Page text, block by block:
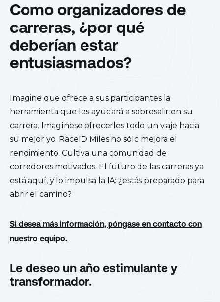
Como organizadores de
carreras, ¿por qué
deberían estar
entusiasmados?
Imagine que ofrece a sus participantes la
herramienta que les ayudará a sobresalir en su
carrera. Imagínese ofrecerles todo un viaje hacia
su mejor yo. RaceID Miles no sólo mejora el
rendimiento. Cultiva una comunidad de
corredores motivados. El futuro de las carreras ya
está aquí, y lo impulsa la IA: ¿estás preparado para
abrir el camino?
Si desea más información, póngase en contacto con
nuestro equipo.
Le deseo un año estimulante y
transformador.